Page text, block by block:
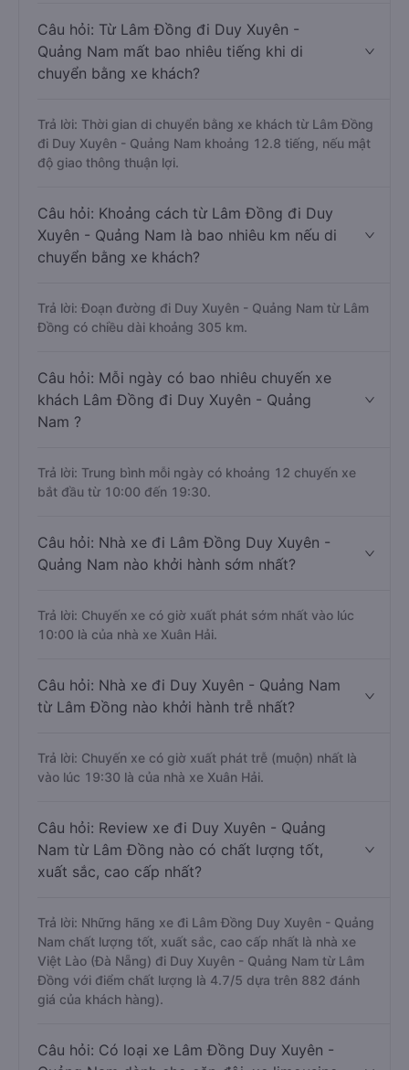
Câu hỏi: Từ Lâm Đồng đi Duy Xuyên -
Quảng Nam mất bao nhiêu tiếng khi di
chuyển bằng xe khách?
Trả lời: Thời gian di chuyển bằng xe khách từ Lâm Đồng
đi Duy Xuyên - Quảng Nam khoảng 12.8 tiếng, nếu mật
độ giao thông thuận lợi.
Câu hỏi: Khoảng cách từ Lâm Đồng đi Duy
Xuyên - Quảng Nam là bao nhiêu km nếu di
chuyển bằng xe khách?
Trả lời: Đoạn đường đi Duy Xuyên - Quảng Nam từ Lâm
Đồng có chiều dài khoảng 305 km.
Câu hỏi: Mỗi ngày có bao nhiêu chuyến xe
khách Lâm Đồng đi Duy Xuyên - Quảng
Nam ?
Trả lời: Trung bình mỗi ngày có khoảng 12 chuyến xe
bắt đầu từ 10:00 đến 19:30.
Câu hỏi: Nhà xe đi Lâm Đồng Duy Xuyên -
Quảng Nam nào khởi hành sớm nhất?
Trả lời: Chuyến xe có giờ xuất phát sớm nhất vào lúc
10:00 là của nhà xe Xuân Hải.
Câu hỏi: Nhà xe đi Duy Xuyên - Quảng Nam
từ Lâm Đồng nào khởi hành trễ nhất?
Trả lời: Chuyến xe có giờ xuất phát trễ (muộn) nhất là
vào lúc 19:30 là của nhà xe Xuân Hải.
Câu hỏi: Review xe đi Duy Xuyên - Quảng
Nam từ Lâm Đồng nào có chất lượng tốt,
xuất sắc, cao cấp nhất?
Trả lời: Những hãng xe đi Lâm Đồng Duy Xuyên - Quảng
Nam chất lượng tốt, xuất sắc, cao cấp nhất là nhà xe
Việt Lào (Đà Nẵng) đi Duy Xuyên - Quảng Nam từ Lâm
Đồng với điểm chất lượng là 4.7/5 dựa trên 882 đánh
giá của khách hàng).
Câu hỏi: Có loại xe Lâm Đồng Duy Xuyên -